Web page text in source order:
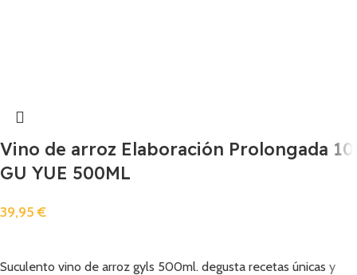
Vino de arroz Elaboración Prolongada 10
GU YUE 500ML
39,95€
Suculento vino de arroz gyls 500ml. degusta recetas únicas y